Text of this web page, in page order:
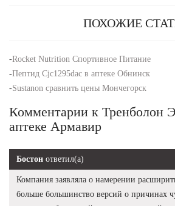
ПОХОЖИЕ
-Rocket Nutrition Спортивное Питание
-Пептид Cjc1295dac в аптеке Обнинск
-Sustanon сравнить цены Мончегорск
Комментарии к Тренболон
аптеке Армавир
Бостон ответил(а)
Компания заявляла о намерении
больше большинство версий о причинах